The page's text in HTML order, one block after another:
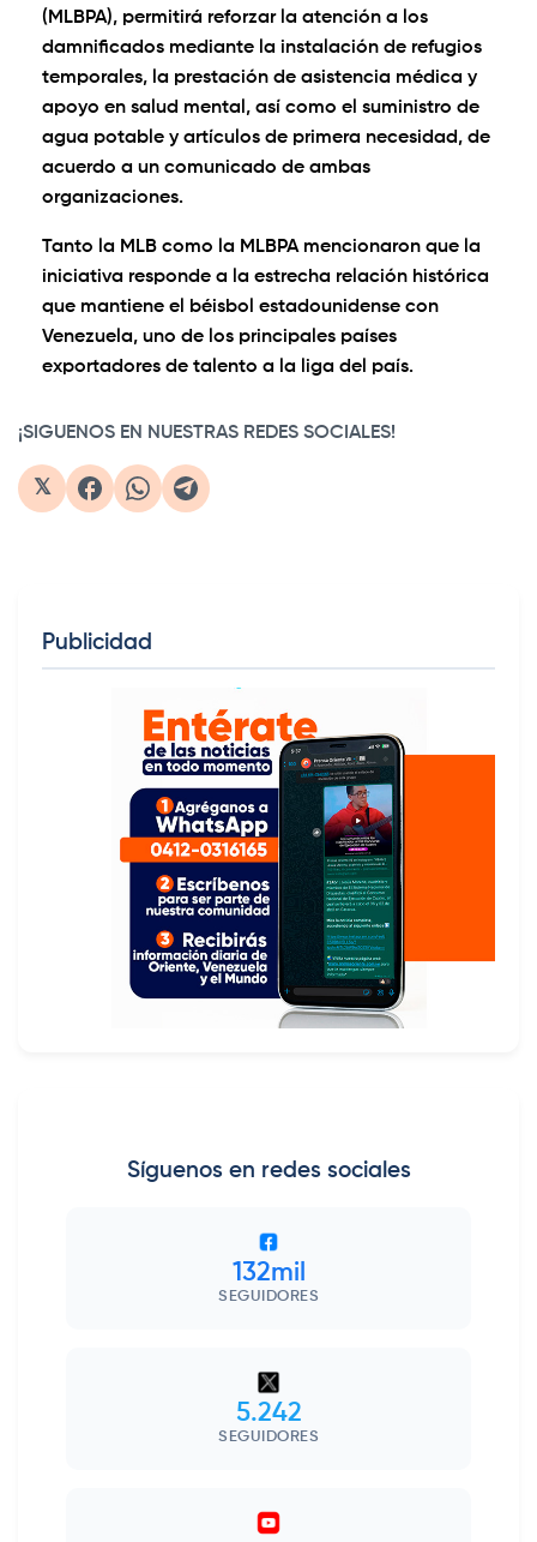
(MLBPA), permitirá reforzar la atención a los
damnificados mediante la instalación de refugios
temporales, la prestación de asistencia médica y
apoyo en salud mental, así como el suministro de
agua potable y artículos de primera necesidad, de
acuerdo a un comunicado de ambas
organizaciones.
Tanto la MLB como la MLBPA mencionaron que la
iniciativa responde a la estrecha relación histórica
que mantiene el béisbol estadounidense con
Venezuela, uno de los principales países
exportadores de talento a la liga del país.
¡SIGUENOS EN NUESTRAS REDES SOCIALES!
𝕏
Publicidad
Síguenos en redes sociales
132mil
SEGUIDORES
5.242
SEGUIDORES